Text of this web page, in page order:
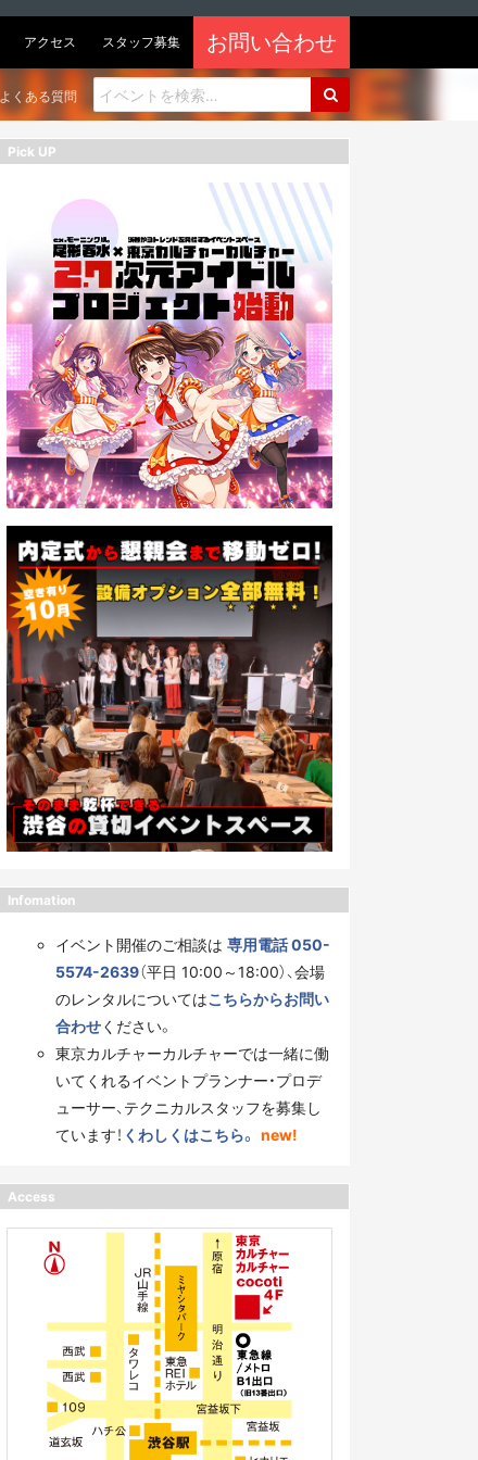
アクセス スタッフ募集 お問い合わせ
よくある質問
Pick UP
Infomation
イベント開催のご相談は 専用電話 050-
5574-2639（平日 10:00～18:00）、会場
のレンタルについてはこちらからお問い
合わせください。
東京カルチャーカルチャーでは一緒に働
いてくれるイベントプランナー・プロデ
ューサー、テクニカルスタッフを募集し
ています！ くわしくはこちら。 new!
Access